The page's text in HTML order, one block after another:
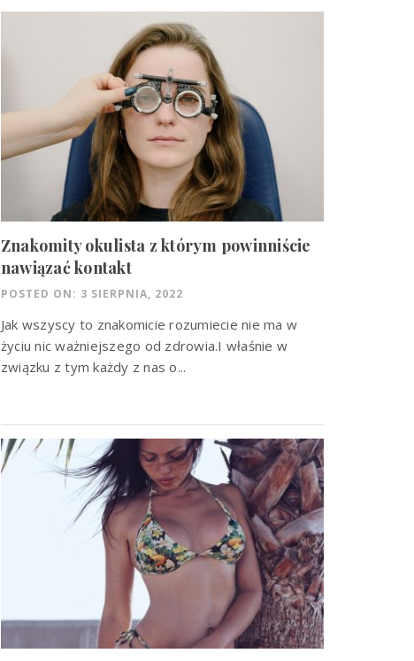
Znakomity okulista z którym powinniście
nawiązać kontakt
POSTED ON: 3 SIERPNIA, 2022
Jak wszyscy to znakomicie rozumiecie nie ma w
życiu nic ważniejszego od zdrowia.I właśnie w
związku z tym każdy z nas o...